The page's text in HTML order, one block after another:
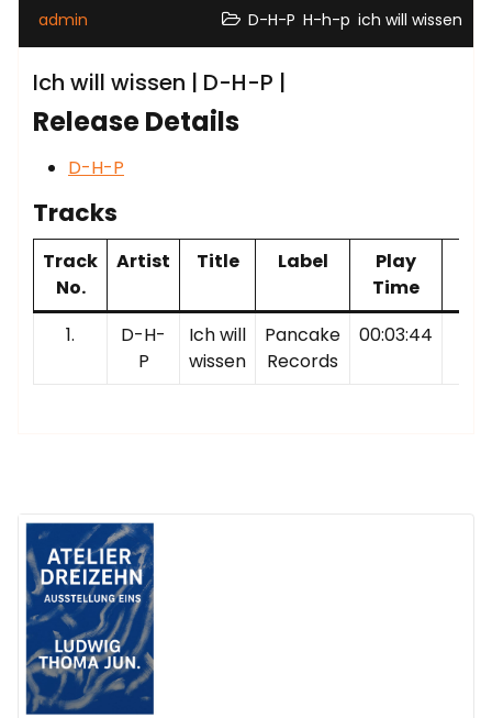
admin D-H-P H-h-p ich will wissen
Ich will wissen | D-H-P |
Release Details
D-H-P
Tracks
Track
No.
Artist Title Label
Play
Time
1.
D-H-
P
Ich will
wissen
Pancake
Records
00:03:44